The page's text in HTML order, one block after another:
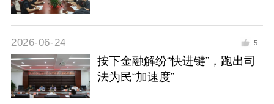
2026-06-24 5
按下金融解纷“快进键”，跑出司
法为民“加速度”